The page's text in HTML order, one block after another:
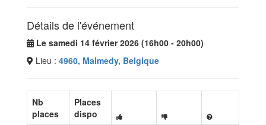
Détails de l'événement
Le samedi 14 février 2026 (16h00 - 20h00)
Lieu : 4960, Malmedy, Belgique
Nb
places
Places
dispo